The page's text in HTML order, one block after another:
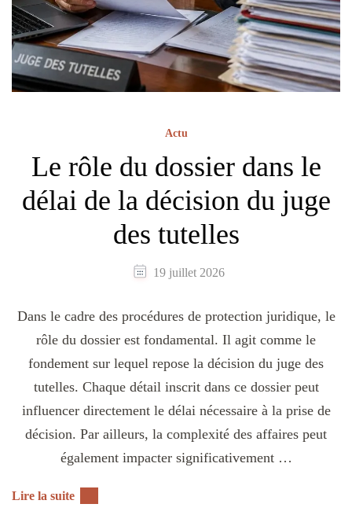
Actu
Le rôle du dossier dans le
délai de la décision du juge
des tutelles
19 juillet 2026
Dans le cadre des procédures de protection juridique, le
rôle du dossier est fondamental. Il agit comme le
fondement sur lequel repose la décision du juge des
tutelles. Chaque détail inscrit dans ce dossier peut
influencer directement le délai nécessaire à la prise de
décision. Par ailleurs, la complexité des affaires peut
également impacter significativement …
Lire la suite